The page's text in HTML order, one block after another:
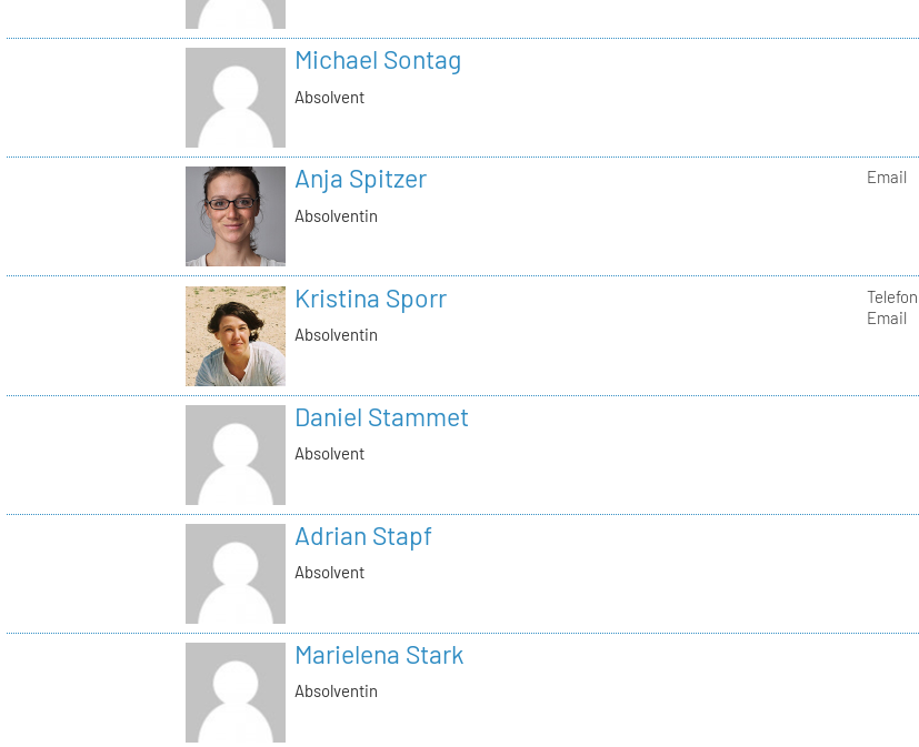
Michael Sontag
Absolvent
Anja Spitzer
Absolventin
Email
Kristina Sporr
Absolventin
Telefon
Email
Daniel Stammet
Absolvent
Adrian Stapf
Absolvent
Marielena Stark
Absolventin